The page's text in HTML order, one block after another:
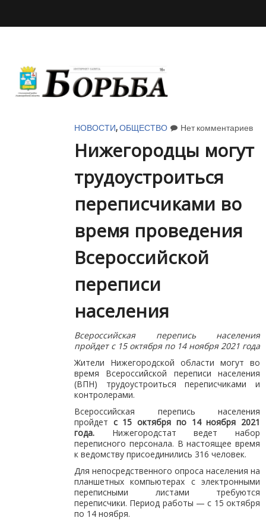
НОВОСТИ,ОБЩЕСТВО Нет комментариев
Нижегородцы могут
трудоустроиться
переписчиками во
время проведения
Всероссийской
переписи
населения
Всероссийская перепись населения
пройдет с 15 октября по 14 ноября 2021 года
Жители Нижегородской области могут во
время Всероссийской переписи населения
(ВПН) трудоустроиться переписчиками и
контролерами.
Всероссийская перепись населения
пройдет с 15 октября по 14 ноября 2021
года. Нижегородстат ведет набор
переписного персонала. В настоящее время
к ведомству присоединились 316 человек.
Для непосредственного опроса населения на
планшетных компьютерах с электронными
переписными листами требуются
переписчики. Период работы — с 15 октября
по 14 ноября.